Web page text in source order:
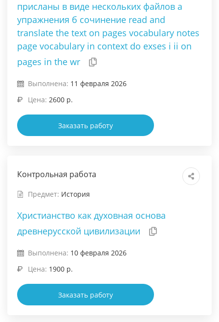
присланы в виде нескольких файлов а
упражнения б сочинение read and
translate the text on pages vocabulary notes
page vocabulary in context do exses i ii on
pages in the wr
Выполнена: 11 февраля 2026
Цена: 2600 р.
Заказать работу
Контрольная работа
Предмет: История
Христианство как духовная основа
древнерусской цивилизации
Выполнена: 10 февраля 2026
Цена: 1900 р.
Заказать работу